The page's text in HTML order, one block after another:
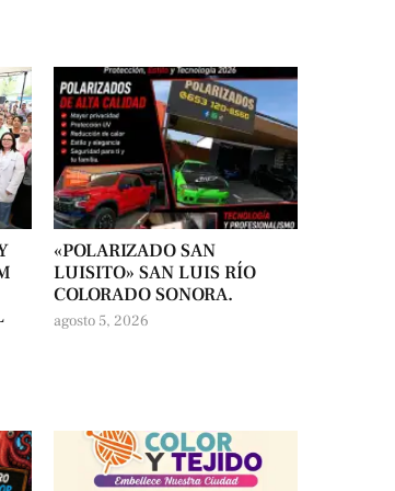
«POLARIZADO SAN
LUISITO» SAN LUIS RÍO
COLORADO SONORA.
agosto 5, 2026